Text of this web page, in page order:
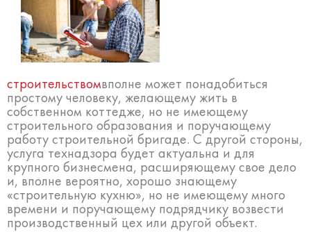
строительствомвполне может понадобиться
простому человеку, желающему жить в
собственном коттедже, но не имеющему
строительного образования и поручающему
работу строительной бригаде. С другой стороны,
услуга технадзора будет актуальна и для
крупного бизнесмена, расширяющему свое дело
и, вполне вероятно, хорошо знающему
«строительную кухню», но не имеющему много
времени и поручающему подрядчику возвести
производственный цех или другой объект.